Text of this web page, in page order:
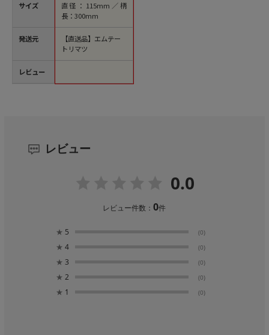
サイズ
発送元
レビュー
直径：115mm／柄
長：300mm
【直送品】エムテー
トリマツ
レビュー
0.0
レビュー件数：0件
★ 5 (0)
★ 4 (0)
★ 3 (0)
★ 2 (0)
★ 1 (0)